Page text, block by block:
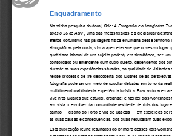
Enquadramento
Na minha pesquisa doutoral, Ode: A Fotografia e o Imaginário
após o 25 de Abril1
uma das metas fixadas é a de alargar à
efeitos do turismo nas paisagens física e humana desse território.
etnográficas pela costa, vim a aperceber-me que o mesmo lugar
quotidiano laboral de um sujeito poderá, em simultâneo, ser
consolidado ou emergente dum outro sujeito, dependendo dos
durante as suas experiências situadas, na qualidade de visitantes
nesse processo de (re)descoberta dos lugares pelas
fotografia pode ser um meio de suscitar debates em torno da
multidimensionalidade da experiência turística. Buscando
vive n/os lugares que estudei, organizei e facilitei dois workshops
em vista o envolver da comunidade residente de dois dos
campo — distrito do Porto e vila de Cascais — em exercícios de
as suas causas e consequências, dos quais resultaram duas
Esta publicação reúne resultados do primeiro desses dois